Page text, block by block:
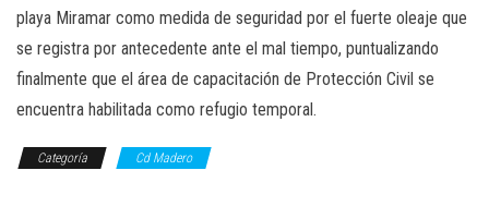
playa Miramar como medida de seguridad por el fuerte oleaje que
se registra por antecedente ante el mal tiempo, puntualizando
finalmente que el área de capacitación de Protección Civil se
encuentra habilitada como refugio temporal.
Categoría Cd Madero